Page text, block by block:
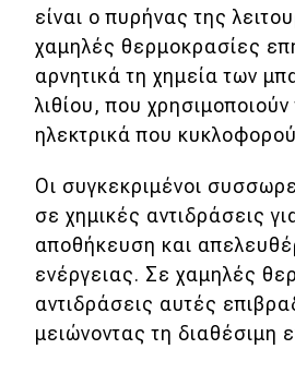
είναι ο πυρήνας της
χαμηλές θερμοκρασίες
αρνητικά τη χημεία των
λιθίου, που
ηλεκτρικά που
Οι συγκεκριμένοι
σε χημικές αντιδράσεις
αποθήκευση και
ενέργειας. Σε χαμηλές
αντιδράσεις αυτές
μειώνοντας τη διαθέσιμη